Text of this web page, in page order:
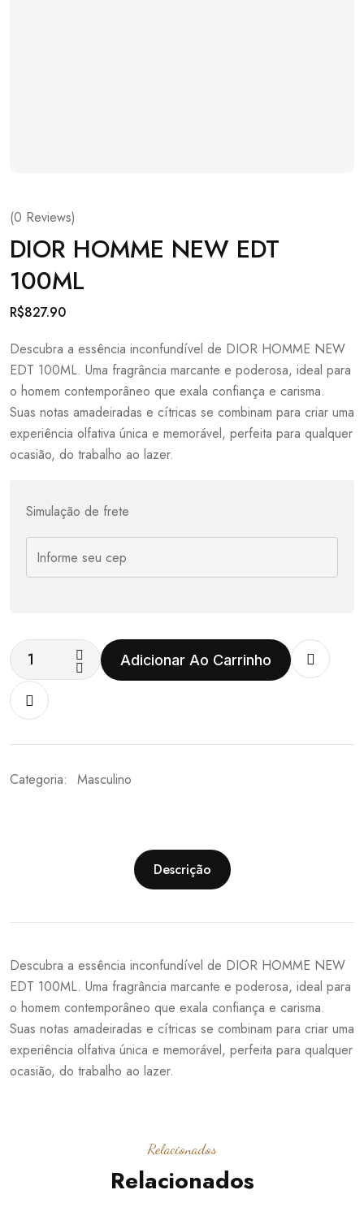
(0 Reviews)
DIOR HOMME NEW EDT
100ML
R$827.90
Descubra a essência inconfundível de DIOR HOMME NEW
EDT 100ML. Uma fragrância marcante e poderosa, ideal para
o homem contemporâneo que exala confiança e carisma.
Suas notas amadeiradas e cítricas se combinam para criar uma
experiência olfativa única e memorável, perfeita para qualquer
ocasião, do trabalho ao lazer.
Simulação de frete
Adicionar Ao Carrinho
Categoria: Masculino
Descrição
Descubra a essência inconfundível de DIOR HOMME NEW
EDT 100ML. Uma fragrância marcante e poderosa, ideal para
o homem contemporâneo que exala confiança e carisma.
Suas notas amadeiradas e cítricas se combinam para criar uma
experiência olfativa única e memorável, perfeita para qualquer
ocasião, do trabalho ao lazer.
Relacionados
Relacionados